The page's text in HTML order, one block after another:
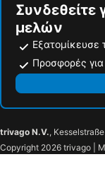
Συνδεθείτε
μελών
Εξατομίκευσε
Προσφορές
trivago N.V.,
Copyright 2026 trivago |